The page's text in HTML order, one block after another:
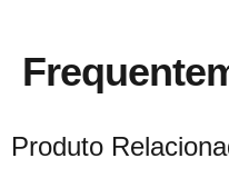
Produto